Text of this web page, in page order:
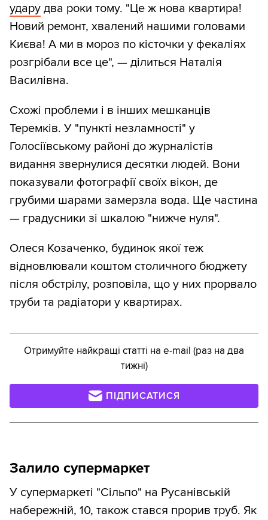
удару два роки тому. "Це ж нова квартира!
Новий ремонт, хвалений нашими головами
Києва! А ми в мороз по кісточки у фекаліях
розгрібали все це", — ділиться Наталія
Василівна.
Схожі проблеми і в інших мешканців
Теремків. У "пункті незламності" у
Голосіївському районі до журналістів
видання звернулися десятки людей. Вони
показували фотографії своїх вікон, де
грубими шарами замерзла вода. Ще частина
— градусники зі шкалою "нижче нуля".
Олеся Козаченко, будинок якої теж
відновлювали коштом столичного бюджету
після обстрілу, розповіла, що у них прорвало
труби та радіатори у квартирах.
Отримуйте найкращі статті на e-mail (раз на два
тижні)
ПІДПИСАТИСЯ
Залило супермаркет
У супермаркеті "Сільпо" на Русанівській
набережній, 10, також стався прорив труб. Як